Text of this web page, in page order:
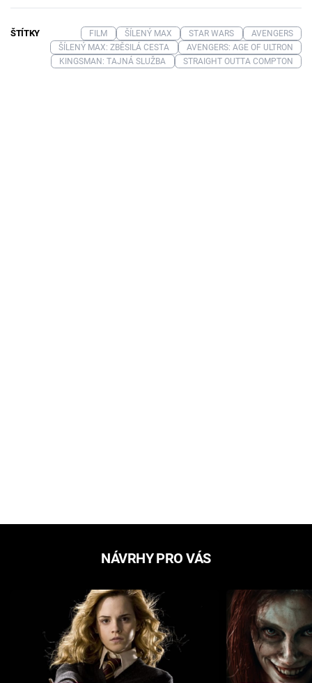
ŠTÍTKY FILM ŠÍLENÝ MAX STAR WARS
AVENGERS
ŠÍLENÝ MAX: ZBĚSILÁ CESTA
AVENGERS: AGE OF ULTRON
KINGSMAN: TAJNÁ SLUŽBA
STRAIGHT OUTTA COMPTON
NÁVRHY PRO VÁS